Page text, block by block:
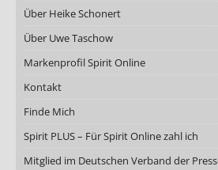
Über Heike Schonert
Über Uwe Taschow
Markenprofil Spirit Online
Kontakt
Finde Mich
Spirit PLUS – Für Spirit Online zahl ich
Mitglied im Deutschen Verband der